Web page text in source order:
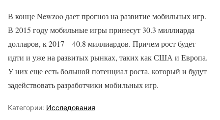
В конце Newzoo дает прогноз на развитие мобильных игр.
В 2015 году мобильные игры принесут 30.3 миллиарда
долларов, к 2017 – 40.8 миллиардов. Причем рост будет
идти и уже на развитых рынках, таких как США и Европа.
У них еще есть большой потенциал роста, который и будут
задействовать разработчики мобильных игр.
Категории: Исследования